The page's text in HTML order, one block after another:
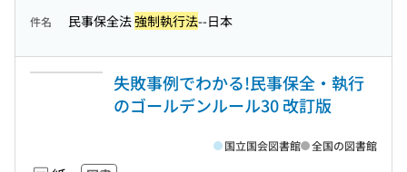
件名 民事保全法強制執行法--日本
失敗事例でわかる!民事保全・執行
のゴールデンルール30 改訂版
国立国会図書館 全国の図書館